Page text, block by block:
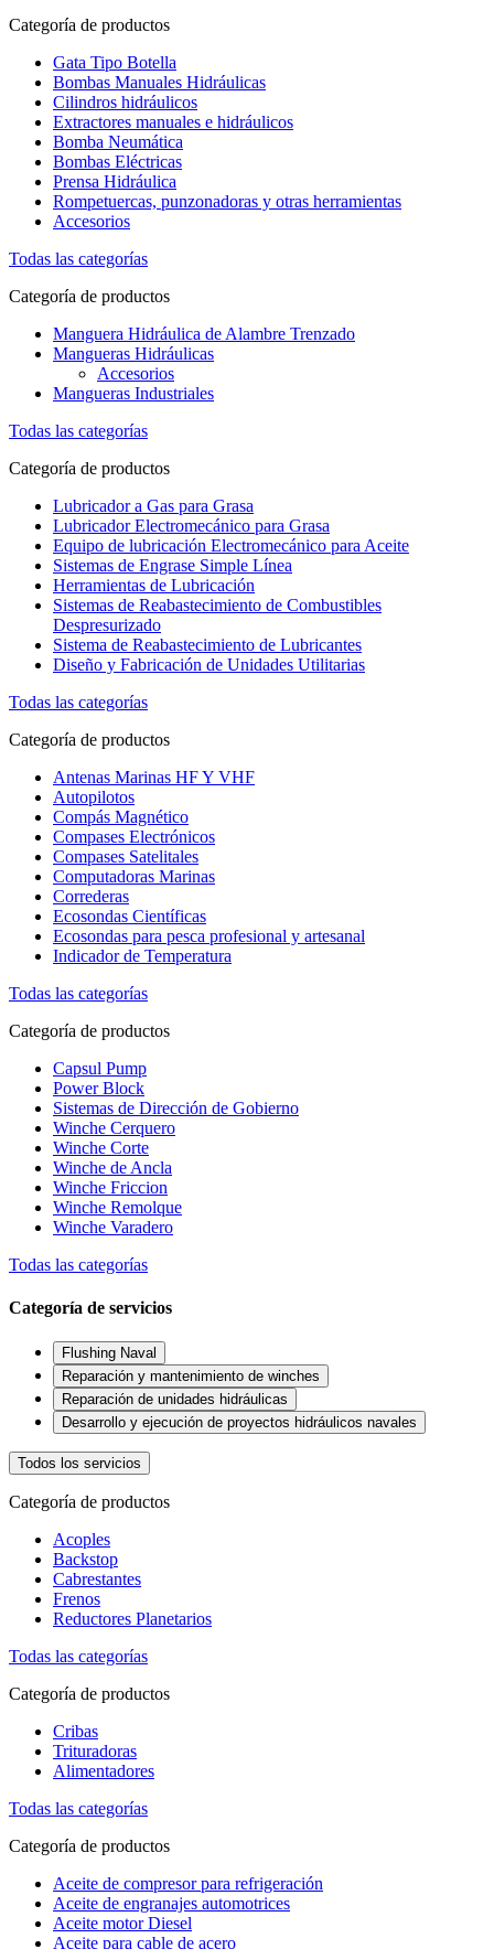
Categoría de productos
Gata Tipo Botella
Bombas Manuales Hidráulicas
Cilindros hidráulicos
Extractores manuales e hidráulicos
Bomba Neumática
Bombas Eléctricas
Prensa Hidráulica
Rompetuercas, punzonadoras y otras herramientas
Accesorios
Todas las categorías
Categoría de productos
Manguera Hidráulica de Alambre Trenzado
Mangueras Hidráulicas
Accesorios
Mangueras Industriales
Todas las categorías
Categoría de productos
Lubricador a Gas para Grasa
Lubricador Electromecánico para Grasa
Equipo de lubricación Electromecánico para Aceite
Sistemas de Engrase Simple Línea
Herramientas de Lubricación
Sistemas de Reabastecimiento de Combustibles
Despresurizado
Sistema de Reabastecimiento de Lubricantes
Diseño y Fabricación de Unidades Utilitarias
Todas las categorías
Categoría de productos
Antenas Marinas HF Y VHF
Autopilotos
Compás Magnético
Compases Electrónicos
Compases Satelitales
Computadoras Marinas
Correderas
Ecosondas Científicas
Ecosondas para pesca profesional y artesanal
Indicador de Temperatura
Todas las categorías
Categoría de productos
Capsul Pump
Power Block
Sistemas de Dirección de Gobierno
Winche Cerquero
Winche Corte
Winche de Ancla
Winche Friccion
Winche Remolque
Winche Varadero
Todas las categorías
Categoría de servicios
Flushing Naval
Reparación y mantenimiento de winches
Reparación de unidades hidráulicas
Desarrollo y ejecución de proyectos hidráulicos navales
Todos los servicios
Categoría de productos
Acoples
Backstop
Cabrestantes
Frenos
Reductores Planetarios
Todas las categorías
Categoría de productos
Cribas
Trituradoras
Alimentadores
Todas las categorías
Categoría de productos
Aceite de compresor para refrigeración
Aceite de engranajes automotrices
Aceite motor Diesel
Aceite para cable de acero